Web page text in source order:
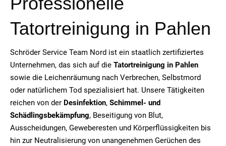
Tatortreinigung in Pahlen
Schröder Service Team Nord ist ein staatlich zertifiziertes
Unternehmen, das sich auf die Tatortreinigung in Pahlen
sowie die Leichenräumung nach Verbrechen, Selbstmord
oder natürlichem Tod spezialisiert hat. Unsere Tätigkeiten
reichen von der Desinfektion, Schimmel- und
Schädlingsbekämpfung, Beseitigung von Blut,
Ausscheidungen, Geweberesten und Körperflüssigkeiten bis
hin zur Neutralisierung von unangenehmen Gerüchen des